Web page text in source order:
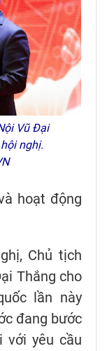
Vũ Đại
nghị.
hoạt động
Chủ tịch
Thắng cho
lần này
đang bước
với yêu cầu